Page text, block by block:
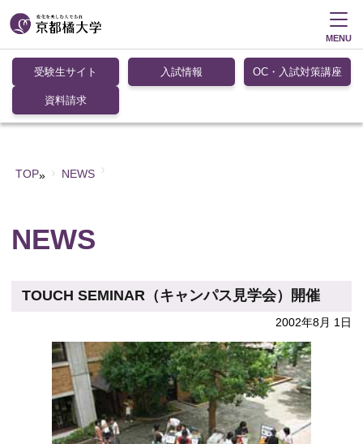
MENU
受験生サイト 入試情報 OC・入試対策講座
資料請求
TOP» NEWS
NEWS
TOUCH SEMINAR（キャンパス見学会）開催
2002年8月 1日